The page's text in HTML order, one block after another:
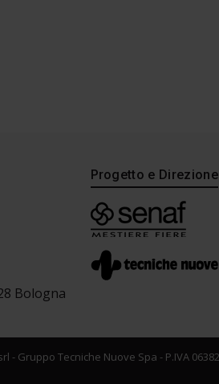
Bologna
Progetto e Direzione
Gruppo Tecniche Nuove Spa - P.IVA